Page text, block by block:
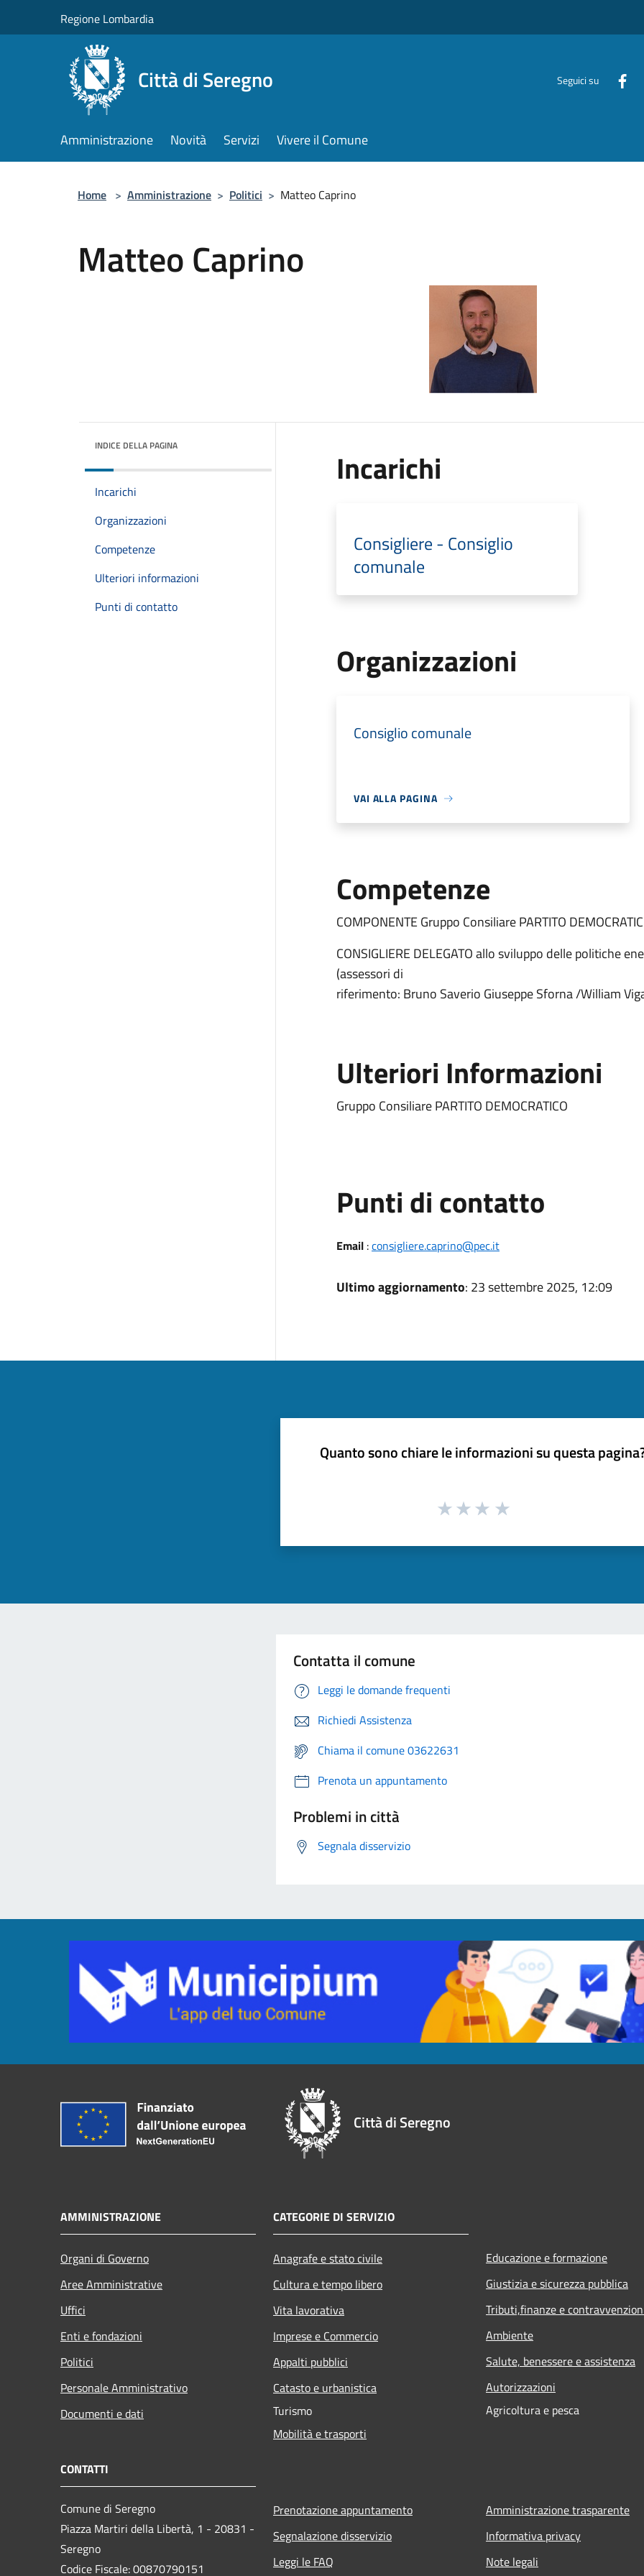
Regione Lombardia
Città di Seregno Seguici su
Amministrazione Novità Servizi Vivere il Comune
Home > Amministrazione > Politici > Matteo Caprino
Matteo Caprino
INDICE DELLA PAGINA
Incarichi
Organizzazioni
Competenze
Ulteriori informazioni
Punti di contatto
Incarichi
Consigliere - Consiglio
comunale
Organizzazioni
Consiglio comunale
VAI ALLA PAGINA
Competenze
COMPONENTE Gruppo Consiliare PARTITO
CONSIGLIERE DELEGATO allo sviluppo delle politiche
(assessori di
riferimento: Bruno Saverio Giuseppe Sforna /William
Ulteriori Informazioni
Gruppo Consiliare PARTITO DEMOCRATICO
Punti di contatto
Email:consigliere.caprino@pec.it
Ultimo aggiornamento: 23 settembre 2025, 12:09
Quanto sono chiare le informazioni su questa
Contatta il comune
Leggi le domande frequenti
Richiedi Assistenza
Chiama il comune 03622631
Prenota un appuntamento
Problemi in città
Segnala disservizio
Città di Seregno
AMMINISTRAZIONE
Organi di Governo
Aree Amministrative
Uffici
Enti e fondazioni
Politici
Personale Amministrativo
Documenti e dati
CATEGORIE DI SERVIZIO
Anagrafe e stato civile
Cultura e tempo libero
Vita lavorativa
Imprese e Commercio
Appalti pubblici
Catasto e urbanistica
Turismo
Mobilità e trasporti
Educazione e formazione
Giustizia e sicurezza pubblica
Tributi,finanze e
Ambiente
Salute, benessere e assistenza
Autorizzazioni
Agricoltura e pesca
CONTATTI
Comune di Seregno
Piazza Martiri della Libertà, 1 - 20831 -
Seregno
Codice Fiscale: 00870790151
Prenotazione appuntamento
Segnalazione disservizio
Leggi le FAQ
Amministrazione trasparente
Informativa privacy
Note legali